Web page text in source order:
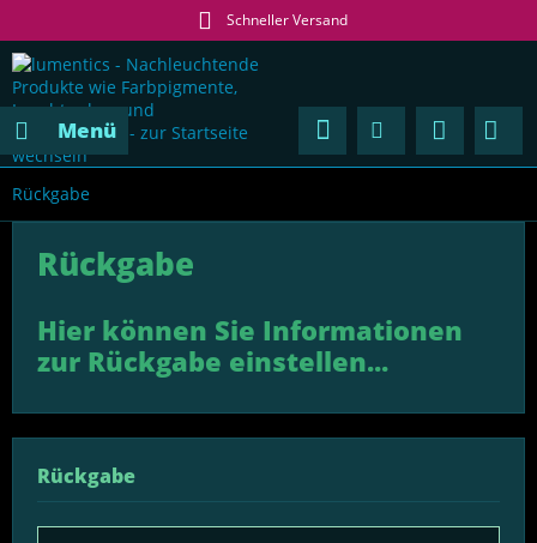
Schneller Versand
Menü
Rückgabe
Rückgabe
Hier können Sie Informationen
zur Rückgabe einstellen...
Rückgabe